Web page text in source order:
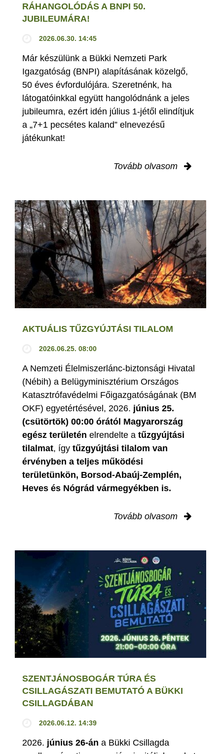
RÁHANGOLÓDÁS A BNPI 50.
JUBILEUMÁRA!
2026.06.30. 14:45
Már készülünk a Bükki Nemzeti Park
Igazgatóság (BNPI) alapításának közelgő,
50 éves évfordulójára. Szeretnénk, ha
látogatóinkkal együtt hangolódnánk a jeles
jubileumra, ezért idén július 1-jétől elindítjuk
a „7+1 pecsétes kaland” elnevezésű
játékunkat!
Tovább olvasom
AKTUÁLIS TŰZGYÚJTÁSI TILALOM
2026.06.25. 08:00
A Nemzeti Élelmiszerlánc-biztonsági Hivatal
(Nébih) a Belügyminisztérium Országos
Katasztrófavédelmi Főigazgatóságának (BM
OKF) egyetértésével, 2026. június 25.
(csütörtök) 00:00 órától Magyarország
egész területén elrendelte a tűzgyújtási
tilalmat, így tűzgyújtási tilalom van
érvényben a teljes működési
területünkön, Borsod-Abaúj-Zemplén,
Heves és Nógrád vármegyékben is.
Tovább olvasom
SZENTJÁNOSBOGÁR TÚRA ÉS
CSILLAGÁSZATI BEMUTATÓ A BÜKKI
CSILLAGDÁBAN
2026.06.12. 14:39
2026. június 26-án a Bükki Csillagda